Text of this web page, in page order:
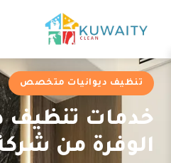
تنظيف ديوانيات متخصص
خدمات تنظيف
الوفرة من